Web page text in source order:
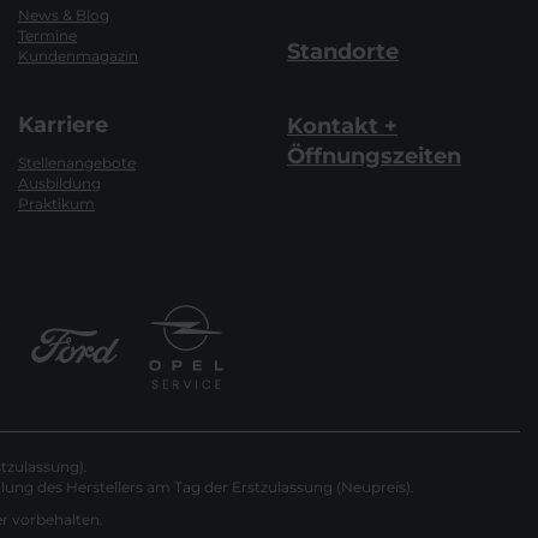
News & Blog
Termine
Kundenmagazin
Karriere
Stellenangebote
Ausbildung
Praktikum
Standorte
Kontakt +
Öffnungszeiten
des Herstellers am Tag der Erstzulassung (Neupreis).
vorbehalten.